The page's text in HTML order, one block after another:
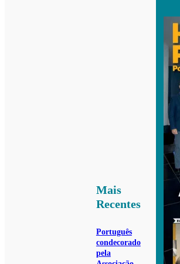
Mais
Recentes
Português
condecorado
pela